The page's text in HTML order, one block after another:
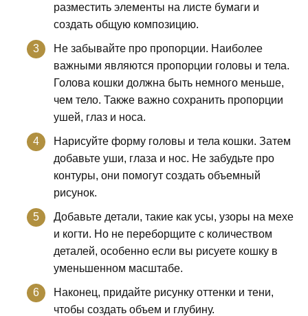
разместить элементы на листе бумаги и
создать общую композицию.
Не забывайте про пропорции. Наиболее
важными являются пропорции головы и тела.
Голова кошки должна быть немного меньше,
чем тело. Также важно сохранить пропорции
ушей, глаз и носа.
Нарисуйте форму головы и тела кошки. Затем
добавьте уши, глаза и нос. Не забудьте про
контуры, они помогут создать объемный
рисунок.
Добавьте детали, такие как усы, узоры на мехе
и когти. Но не переборщите с количеством
деталей, особенно если вы рисуете кошку в
уменьшенном масштабе.
Наконец, придайте рисунку оттенки и тени,
чтобы создать объем и глубину.